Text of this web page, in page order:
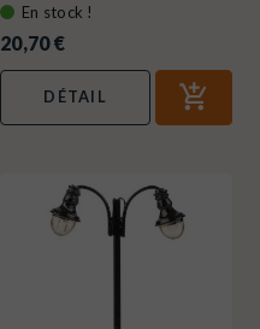
En stock !
20,70 €
DÉTAIL